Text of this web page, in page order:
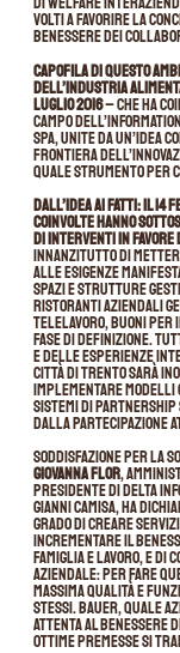
volti a favorire la
benessere dei
Capofila di questo
dell’industria
luglio 2016– che ha
campo
Spa, unite da un’idea
frontiera
quale strumento per
Dall’idea ai fatti: il 14
coinvolte hanno
di interventi in
innanzitutto di
alle esigenze
spazi e strutture
ristoranti aziendali
telelavoro, buoni per
fase di definizione.
e delle esperienze
città di Trento sarà
implementare modelli
sistemi di
dalla partecipazione
Soddisfazione per la
Giovanna Flor,
presidente di Delta
Gianni Camisa, ha
grado di creare
incrementare il
famiglia e lavoro, e di
aziendale: per fare
massima qualità e
stessi. Bauer, quale
attenta al benessere
ottime premesse si